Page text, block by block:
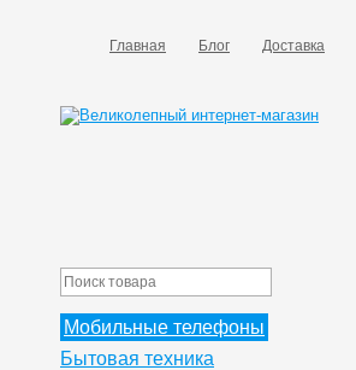
Главная Блог Доставка
Мобильные телефоны
Бытовая техника